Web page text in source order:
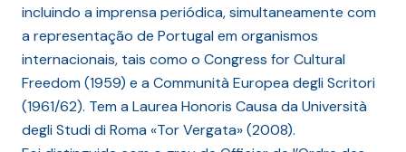
incluindo a imprensa periódica, simultaneamente com
a representação de Portugal em organismos
internacionais, tais como o Congress for Cultural
Freedom (1959) e a Communità Europea degli Scritori
(1961/62). Tem a Laurea Honoris Causa da Università
degli Studi di Roma «Tor Vergata» (2008).